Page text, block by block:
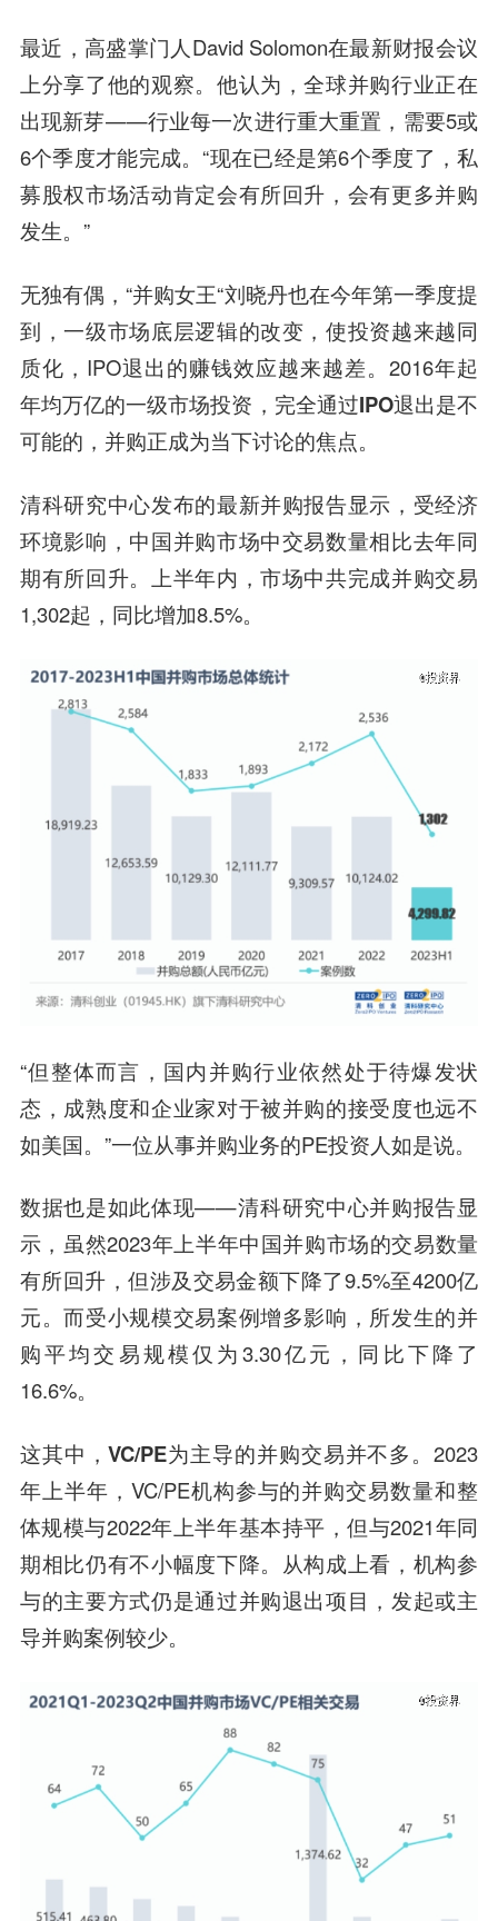
最近，高盛掌门人David Solomon在最新财报会议
上分享了他的观察。他认为，全球并购行业正在
出现新芽——行业每一次进行重大重置，需要5或
6个季度才能完成。“现在已经是第6个季度了，私
募股权市场活动肯定会有所回升，会有更多并购
发生。”
无独有偶，“并购女王“刘晓丹也在今年第一季度提
到，一级市场底层逻辑的改变，使投资越来越同
质化，IPO退出的赚钱效应越来越差。2016年起
年均万亿的一级市场投资， 完全通过IPO退出是不
可能的，并购正成为当下讨论的焦点。
清科研究中心发布的最新并购报告显示，受经济
环境影响，中国并购市场中交易数量相比去年同
期有所回升。上半年内，市场中共完成并购交易
1,302起，同比增加8.5%。
“但整体而言，国内并购行业依然处于待爆发状
态，成熟度和企业家对于被并购的接受度也远不
如美国。”一位从事并购业务的PE投资人如是说。
数据也是如此体现——清科研究中心并购报告显
示，虽然2023年上半年中国并购市场的交易数量
有所回升，但涉及交易金额下降了9.5%至4200亿
元。而受小规模交易案例增多影响，所发生的并
购平均交易规模仅为3.30亿元，同比下降了
16.6%。
这其中，VC/PE为主导的并购交易并不多。2023
年上半年，VC/PE机构参与的并购交易数量和整
体规模与2022年上半年基本持平，但与2021年同
期相比仍有不小幅度下降。从构成上看，机构参
与的主要方式仍是通过并购退出项目，发起或主
导并购案例较少。